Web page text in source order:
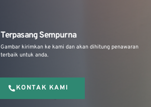
Terpasang Sempurna
Gambar kirimkan ke kami dan akan dihitung penawaran
terbaik untuk anda.
KONTAK KAMI